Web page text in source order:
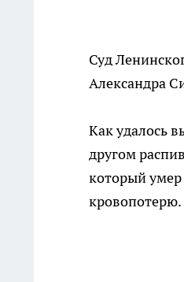
Суд
Александра
Как удалось
другом
который
кровопотерю.